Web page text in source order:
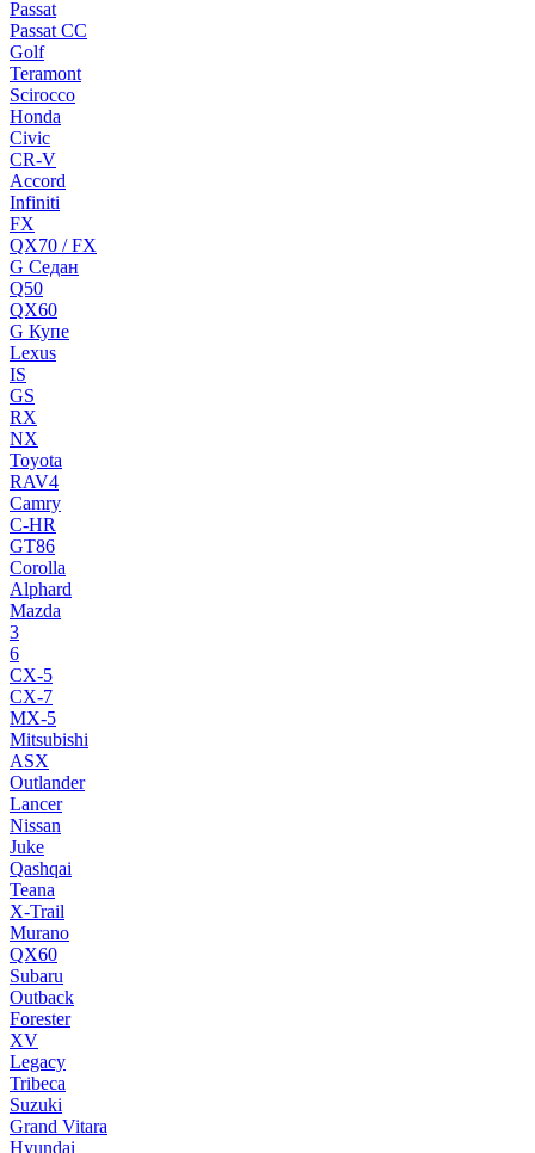
Passat
Passat CC
Golf
Teramont
Scirocco
Honda
Civic
CR-V
Accord
Infiniti
FX
QX70 / FX
G Cедан
Q50
QX60
G Купе
Lexus
IS
GS
RX
NX
Toyota
RAV4
Camry
C-HR
GT86
Corolla
Alphard
Mazda
3
6
CX-5
CX-7
MX-5
Mitsubishi
ASX
Outlander
Lancer
Nissan
Juke
Qashqai
Teana
X-Trail
Murano
QX60
Subaru
Outback
Forester
XV
Legacy
Tribeca
Suzuki
Grand Vitara
Hyundai